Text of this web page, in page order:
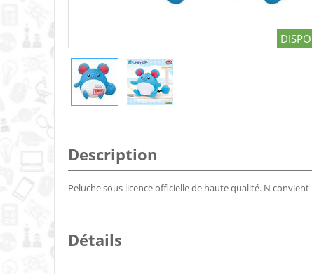
Description
Peluche sous licence officielle de haute qualité. N
Détails